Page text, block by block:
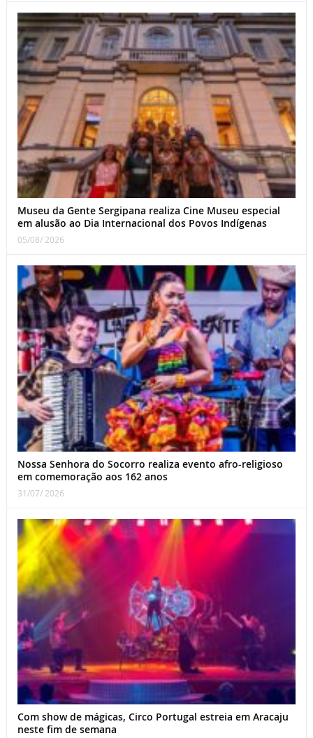
Museu da Gente Sergipana realiza Cine Museu especial
em alusão ao Dia Internacional dos Povos Indígenas
05/08/ 2026
Nossa Senhora do Socorro realiza evento afro-religioso
em comemoração aos 162 anos
31/07/ 2026
Com show de mágicas, Circo Portugal estreia em Aracaju
neste fim de semana